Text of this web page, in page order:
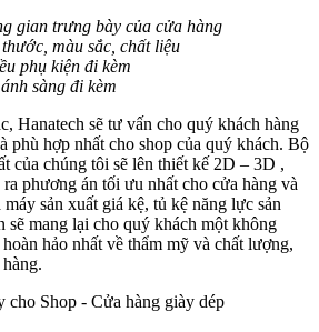
gian trưng bày của cửa hàng
màu sắc, chất liệu
phụ kiện đi kèm
sàng đi kèm
Hanatech sẽ tư vấn cho quý khách hàng
phù hợp nhất cho shop của quý khách. Bộ
của chúng tôi sẽ lên thiết kế 2D – 3D ,
phương án tối ưu nhất cho cửa hàng và
sản xuất giá kệ, tủ kệ năng lực sản
sẽ mang lại cho quý khách một không
hảo nhất về thẩm mỹ và chất lượng,